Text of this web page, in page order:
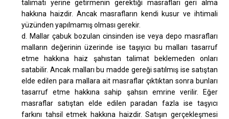
talimatı yerine getirmenin gerektiği masrafları geri alma
hakkına haizdir. Ancak masrafların kendi kusur ve ihtimali
yüzünden yapılmamış olması gerekir.
d. Mallar çabuk bozulan cinsinden ise veya depo masrafları
malların değerinin üzerinde ise taşıyıcı bu malları tasarruf
etme hakkına haiz şahıstan talimat beklemeden onları
satabilir. Ancak malları bu madde gereği satılmış ise satıştan
elde edilen para mallara ait masraflar çıktıktan sonra bunları
tasarruf etme hakkına sahip şahsın emrine verilir. Eğer
masraflar satıştan elde edilen paradan fazla ise taşyıcı
farkını tahsil etmek hakkına haizdir. Satışın gerçekleşmesi